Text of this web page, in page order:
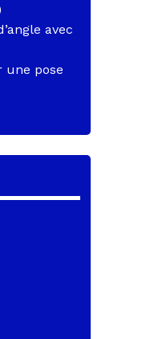
avec
une pose